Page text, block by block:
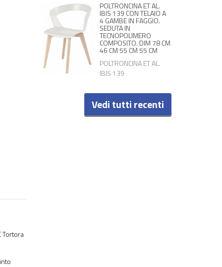
Tortora
POLTRONCINA ET AL.
IBIS 139 CON TELAIO A
4 GAMBE IN FAGGIO.
SEDUTA IN
TECNOPOLIMERO
COMPOSITO. DIM 78 CM
46 CM 55 CM 55 CM
POLTRONCINA ET AL.
IBIS 139
Vedi tutti recenti